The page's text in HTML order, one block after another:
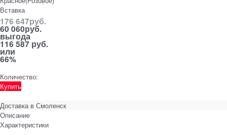
Вставка
176 647руб.
60 060руб.
выгода
116 587 руб.
или
66%
Количество:
Купить
Доставка в Смоленск
Описание
Характеристики